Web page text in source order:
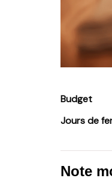
Budget
Jours de
Note